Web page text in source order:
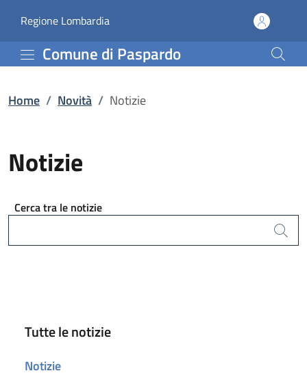
Notizie | Comune di
Regione Lombardia(apre in un'altra scheda).
Comune di Paspardo
Home / Novità / Notizie
Notizie
Cerca tra le notizie
Cerca
Tutte le notizie
Notizie